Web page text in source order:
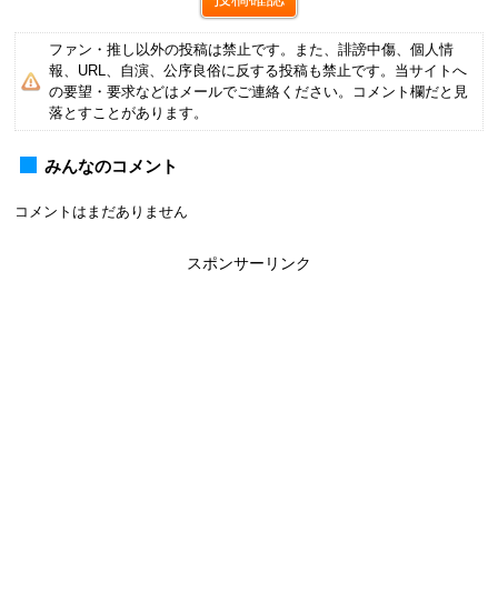
ファン・推し以外の投稿は禁止です。また、誹謗中傷、個人情
報、URL、自演、公序良俗に反する投稿も禁止です。当サイトへ
の要望・要求などはメールでご連絡ください。コメント欄だと見
落とすことがあります。
みんなのコメント
コメントはまだありません
スポンサーリンク